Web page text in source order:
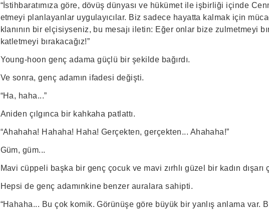
“İstihbaratımıza göre, dövüş dünyası ve hükümet ile işbirliği içinde
etmeyi planlayanlar uygulayıcılar. Biz sadece hayatta kalmak için
klanının bir elçisiyseniz, bu mesajı iletin: Eğer onlar bize zulmetmeyi
katletmeyi bırakacağız!”
Young-hoon genç adama güçlü bir şekilde bağırdı.
Ve sonra, genç adamın ifadesi değişti.
“Ha, haha...”
Aniden çılgınca bir kahkaha patlattı.
“Ahahaha! Hahaha! Haha! Gerçekten, gerçekten... Ahahaha!”
Güm, güm...
Mavi cüppeli başka bir genç çocuk ve mavi zırhlı güzel bir kadın dışarı
Hepsi de genç adamınkine benzer auralara sahipti.
“Hahaha... Bu çok komik. Görünüşe göre büyük bir yanlış anlama var.